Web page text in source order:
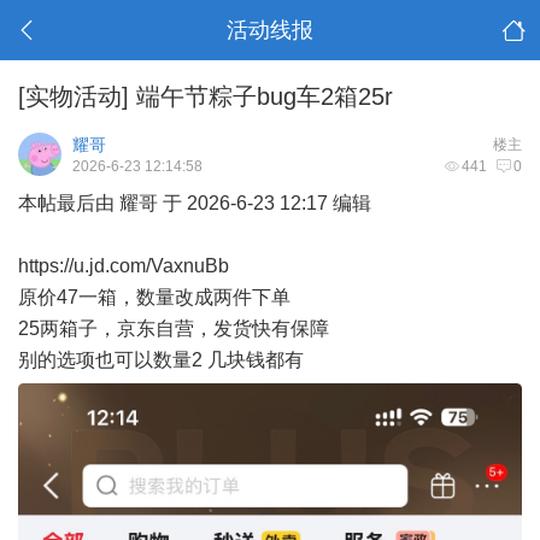
活动线报
[实物活动] 端午节粽子bug车2箱25r
楼主
耀哥
441 0
2026-6-23 12:14:58
本帖最后由 耀哥 于 2026-6-23 12:17 编辑
https://u.jd.com/VaxnuBb
原价47一箱，数量改成两件下单
25两箱子，京东自营，发货快有保障
别的选项也可以数量2 几块钱都有